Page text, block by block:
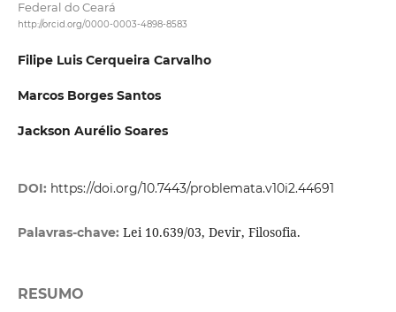
Federal do Ceará
http://orcid.org/0000-0003-4898-8583
Filipe Luis Cerqueira Carvalho
Marcos Borges Santos
Jackson Aurélio Soares
DOI: https://doi.org/10.7443/problemata.v10i2.44691
Palavras-chave: Lei 10.639/03, Devir, Filosofia.
RESUMO